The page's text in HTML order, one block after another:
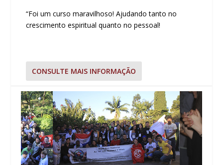
“Foi um curso maravilhoso! Ajudando tanto no
crescimento espiritual quanto no pessoal!
CONSULTE MAIS INFORMAÇÃO